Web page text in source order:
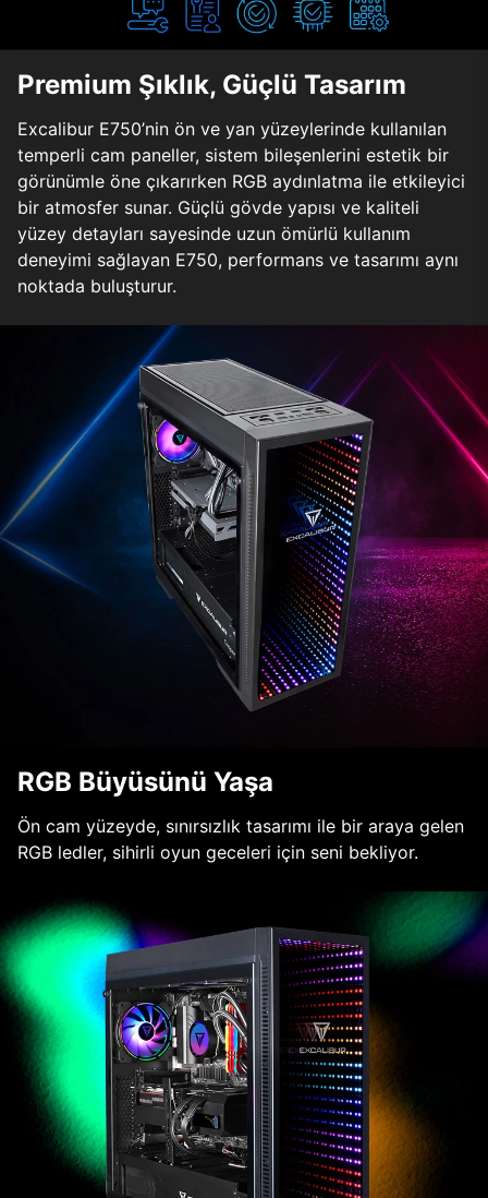
Premium Şıklık, Güçlü Tasarım
Excalibur E750’nin ön ve yan yüzeylerinde kullanılan
temperli cam paneller, sistem bileşenlerini estetik bir
görünümle öne çıkarırken RGB aydınlatma ile etkileyici
bir atmosfer sunar. Güçlü gövde yapısı ve kaliteli
yüzey detayları sayesinde uzun ömürlü kullanım
deneyimi sağlayan E750, performans ve tasarımı aynı
noktada buluşturur.
RGB Büyüsünü Yaşa
Ön cam yüzeyde, sınırsızlık tasarımı ile bir araya gelen
RGB ledler, sihirli oyun geceleri için seni bekliyor.